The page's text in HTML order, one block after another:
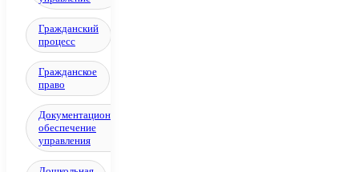
Гражданский
процесс
Гражданское
право
Документационное
обеспечение
управления